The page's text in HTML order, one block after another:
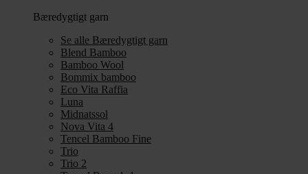
Bæredygtigt garn
Se alle Bæredygtigt garn
Blend Bamboo
Bamboo Wool
Bommix bamboo
Eco Vita Raffia
Luna
Midnatssol
Nova Vita 4
Tencel Bamboo Fine
Trio
Trio 2